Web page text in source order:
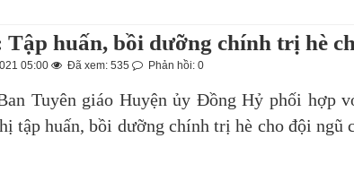
huấn, bồi dưỡng chính trị hè
05:00 Đã xem: 535 Phản hồi: 0
Tuyên giáo Huyện ủy Đồng Hỷ phối hợp
tập huấn, bồi dưỡng chính trị hè cho đội ngũ